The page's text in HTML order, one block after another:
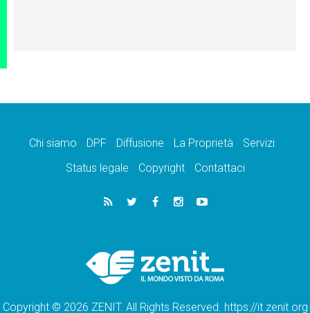
Chi siamo DPF Diffusione La Proprietà
Servizi
Status legale
Copyright Contattaci
Copyright © 2026 ZENIT. All Rights Reserved. https://it.zenit.org